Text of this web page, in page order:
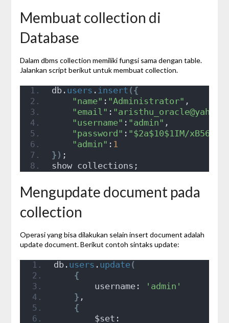
Membuat collection di
Database
Dalam dbms collection memiliki fungsi sama dengan table.
Jalankan script berikut untuk membuat collection.
db. users . insert ({
"name" : "Administrator" ,
"email" :
"username" : "admin" ,
"password" : "$2a$10$1IM/
"admin" : 1
}) ;
show collections;
Mengupdate document pada
collection
Operasi yang bisa dilakukan selain insert document adalah
update document. Berikut contoh sintaks update:
db. users . update(
{
        username:
'admin'
} ,
{
        $set: